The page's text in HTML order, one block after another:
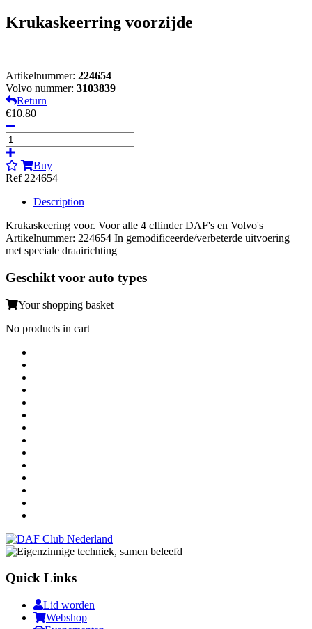
Krukaskeerring voorzijde
Artikelnummer: 224654
Volvo nummer: 3103839
Return
€10.80
Buy
Ref 224654
Description
Krukaskeering voor. Voor alle 4 cIlinder DAF's en Volvo's
Artikelnummer: 224654 In gemodificeerde/verbeterde uitvoering
met speciale draairichting
Geschikt voor auto types
Your shopping basket
No products in cart
Quick Links
Lid worden
Webshop